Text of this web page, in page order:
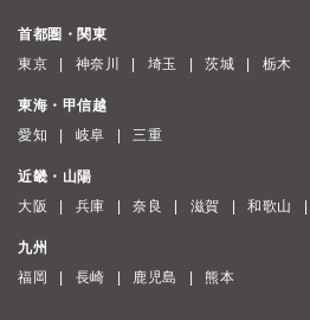
首都圏・関東
東京
神奈川 埼玉 茨城 栃木
東海・甲信越
愛知
岐阜 三重
近畿・山陽
大阪
兵庫 奈良 滋賀 和歌山
九州
福岡
長崎 鹿児島 熊本